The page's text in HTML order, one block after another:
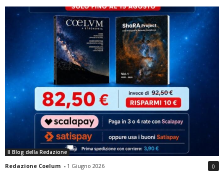
Il Blog della Redazione
Redazione Coelum - 1 Giugno 2026 0